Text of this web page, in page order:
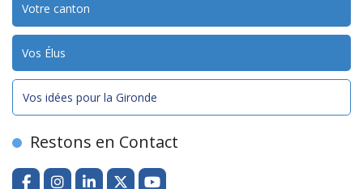
Votre canton
Vos Élus
Vos idées pour la Gironde
Restons en Contact